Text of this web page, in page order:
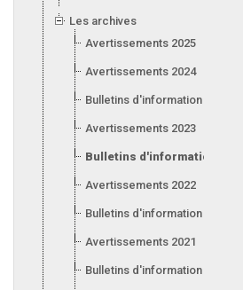
Les archives
Avertissements 2025
Avertissements 2024
Bulletins d'information 2024
Avertissements 2023
Bulletins d'information 2023
Avertissements 2022
Bulletins d'information 2022
Avertissements 2021
Bulletins d'information 2021